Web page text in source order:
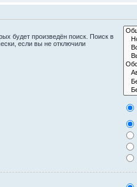
будет произведён поиск. Поиск в
если вы не отключили